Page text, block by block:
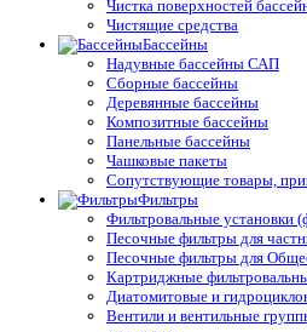
Чистка поверхностей
Чистящие средства
Бассейны
Надувные бассейны САП
Сборные бассейны
Деревянные бассейны
Композитные бассейны
Панельные бассейны
Чашковые пакеты
Сопутствующие товары,
Фильтры
Фильтровальные установки
Песочные фильтры для
Песочные фильтры для
Картриджные
Диатомитовые и
Вентили и вентильные